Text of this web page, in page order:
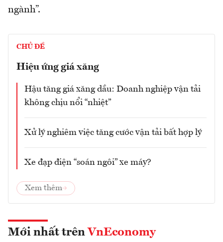
ngành”.
CHỦ ĐỀ
Hiệu ứng giá xăng
Hậu tăng giá xăng dầu: Doanh nghiệp vận tải
không chịu nổi “nhiệt”
Xử lý nghiêm việc tăng cước vận tải bất hợp lý
Xe đạp điện “soán ngôi” xe máy?
Xem thêm
Mới nhất trên VnEconomy